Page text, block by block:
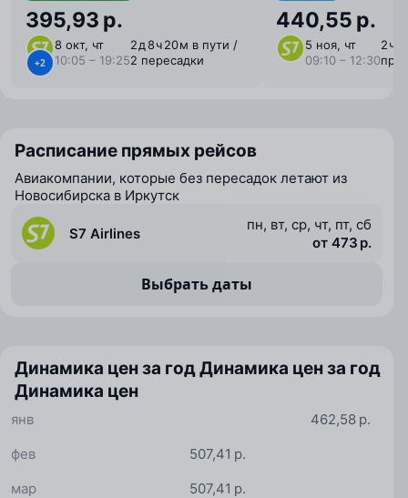
395,93 р.
+2
8 окт, чт
10:05 – 19:25
2 ⁠д 8 ⁠ч 20 ⁠м в пути /
2 пересадки
440,55 р.
5 ноя, чт
09:10 – 12:30
2 ⁠ч
Расписание прямых рейсов
Авиакомпании, которые без пересадок летают из
Новосибирска в Иркутск
S7 Airlines
пн, вт, ср, чт, пт, сб
от 473 р.
Выбрать даты
Динамика цен за годДинамика цен за год
Динамика цен
462,58 р.
янв
507,41 р.
фев
507,41 р.
мар